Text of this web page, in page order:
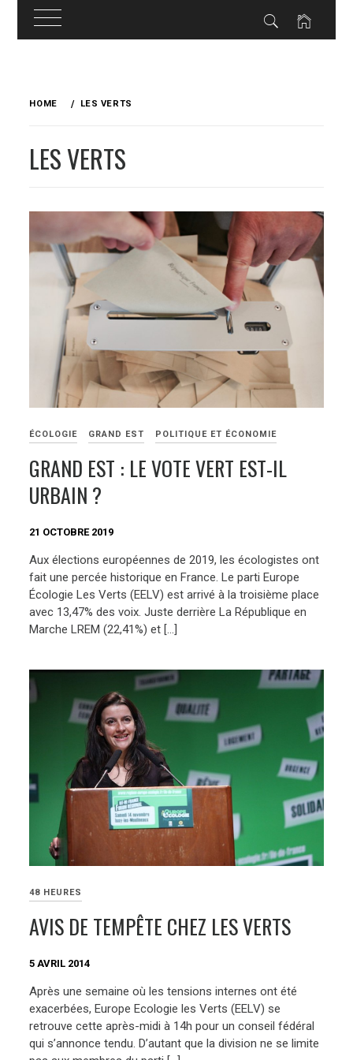
HOME LES VERTS
LES VERTS
ÉCOLOGIE GRAND EST POLITIQUE ET ÉCONOMIE
GRAND EST : LE VOTE VERT EST-IL
URBAIN ?
21 OCTOBRE 2019
Aux élections européennes de 2019, les écologistes ont
fait une percée historique en France. Le parti Europe
Écologie Les Verts (EELV) est arrivé à la troisième place
avec 13,47% des voix. Juste derrière La République en
Marche LREM (22,41%) et […]
48 HEURES
AVIS DE TEMPÊTE CHEZ LES VERTS
5 AVRIL 2014
Après une semaine où les tensions internes ont été
exacerbées, Europe Ecologie les Verts (EELV) se
retrouve cette après-midi à 14h pour un conseil fédéral
qui s’annonce tendu. D’autant que la division ne se limite